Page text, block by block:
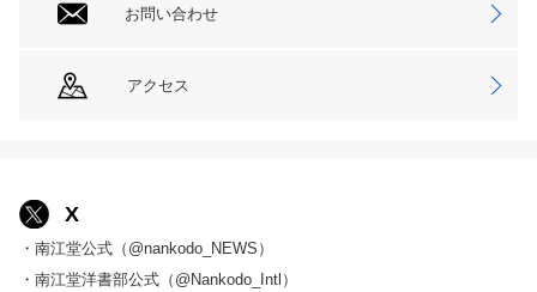
お問い合わせ
アクセス
X
・南江堂公式（@nankodo_NEWS）
・南江堂洋書部公式（@Nankodo_Intl）